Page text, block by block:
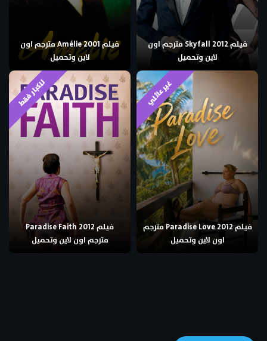
فيلم Skyfall 2012 مترجم اون
لاين وتحميل
فيلم Amélie 2001 مترجم اون
لاين وتحميل
غير عائلي
فيلم Paradise Love 2012 مترجم
اون لاين وتحميل
للكبار فقط
فيلم Paradise Faith 2012
مترجم اون لاين وتحميل